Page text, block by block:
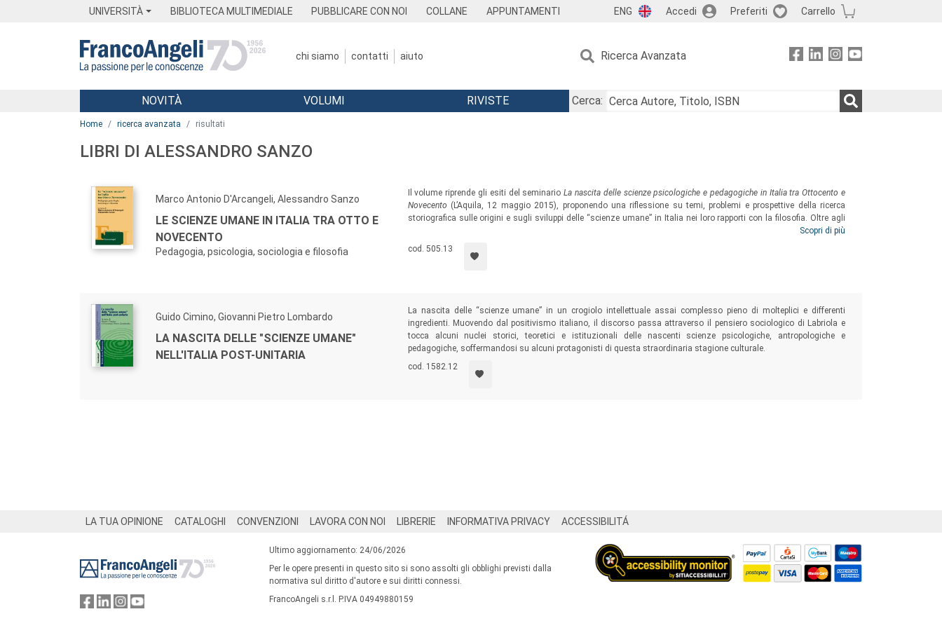
UNIVERSITÀ BIBLIOTECA MULTIMEDIALE PUBBLICARE CON NOI COLLANE APPUNTAMENTI ENG Accedi Preferiti Carrello
chi siamo contatti aiuto Ricerca Avanzata
Menu
NOVITÀ VOLUMI RIVISTE
Cerca:
Home ricerca avanzata risultati
LIBRI DI ALESSANDRO SANZO
Marco Antonio D'Arcangeli, Alessandro Sanzo
LE SCIENZE UMANE IN ITALIA TRA OTTO E
NOVECENTO
Pedagogia, psicologia, sociologia e filosofia
Il volume riprende gli esiti del seminarioLa nascita delle scienze psicologiche e pedagogiche in Italia tra Ottocento e
Novecento (L’Aquila, 12 maggio 2015), proponendo una riflessione su temi, problemi e prospettive della ricerca
storiografica sulle origini e sugli sviluppi delle “scienze umane” in Italia nei loro rapporti con la filosofia. Oltre agli
Atti del seminario, il volume ospita i contributi di altri studiosi delle “scienze umane” che hanno inteso riflettere sul
rapporto tra “genesi” e “crisi” delle varie discipline nel contesto italiano ed europeo.
Scopri di più
cod. 505.13
Guido Cimino, Giovanni Pietro Lombardo
LA NASCITA DELLE "SCIENZE UMANE"
NELL'ITALIA POST-UNITARIA
La nascita delle “scienze umane” in un crogiolo intellettuale assai complesso pieno di molteplici e differenti
ingredienti. Muovendo dal positivismo italiano, il discorso passa attraverso il pensiero sociologico di Labriola e
tocca alcuni nuclei storici, teoretici e istituzionali delle nascenti scienze psicologiche, antropologiche e
pedagogiche, soffermandosi su alcuni protagonisti di questa straordinaria stagione culturale.
cod. 1582.12
LA TUA OPINIONE CATALOGHI CONVENZIONI LAVORA CON NOI LIBRERIE INFORMATIVA PRIVACY ACCESSIBILITÁ
Ultimo aggiornamento: 24/06/2026
Per le opere presenti in questo sito si sono assolti gli obblighi previsti dalla
normativa sul diritto d'autore e sui diritti connessi.
FrancoAngeli s.r.l. P.IVA 04949880159